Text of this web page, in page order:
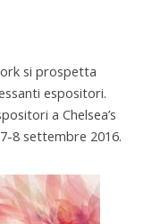
si prospetta
espositori.
a Chelsea’s
8 settembre 2016.